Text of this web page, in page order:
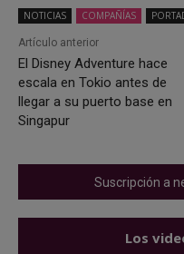
NOTICIAS COMPAÑÍAS
Artículo anterior
El Disney Adventure hace
escala en Tokio antes de
llegar a su puerto base en
Singapur
Suscripción a
Los